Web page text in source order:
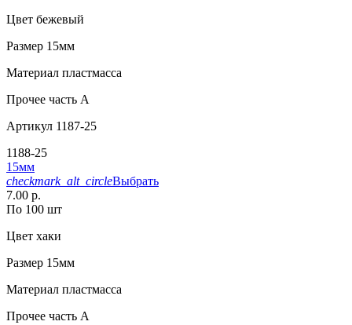
Цвет бежевый
Размер 15мм
Материал пластмасса
Прочее часть А
Артикул 1187-25
1188-25
15мм
checkmark_alt_circleВыбрать
7.00 р.
По 100 шт
Цвет хаки
Размер 15мм
Материал пластмасса
Прочее часть А